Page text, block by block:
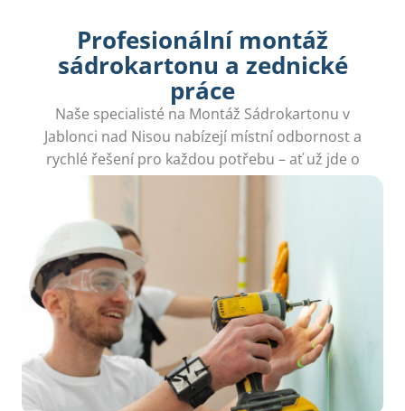
Profesionální montáž
sádrokartonu a zednické
práce
Naše specialisté na Montáž Sádrokartonu v
Jablonci nad Nisou nabízejí místní odbornost a
rychlé řešení pro každou potřebu – ať už jde o
příčky, stropy nebo jiné úpravy.